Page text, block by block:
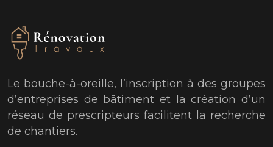
Le bouche-à-oreille, l’inscription à des groupes
d’entreprises de bâtiment et la création d’un
réseau de prescripteurs facilitent la recherche
de chantiers.